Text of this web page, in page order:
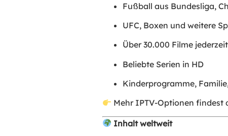
Fußball aus Bundesliga,
UFC, Boxen und weitere
Über 30.000 Filme
Beliebte Serien in HD
Kinderprogramme,
Mehr IPTV-Optionen findest
Inhalt weltweit